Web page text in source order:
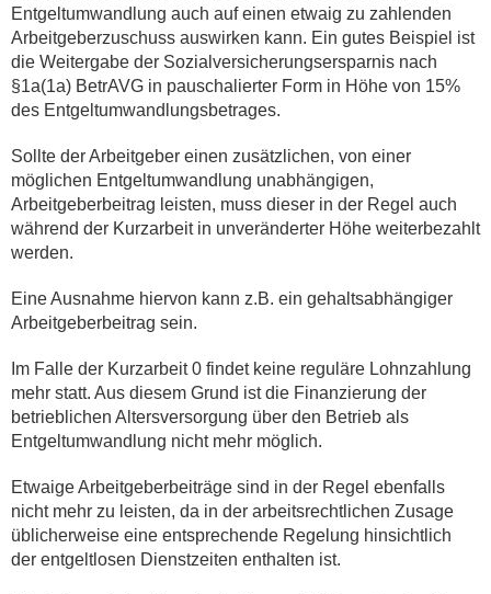
Entgeltumwandlung auch auf einen etwaig zu zahlenden
Arbeitgeberzuschuss auswirken kann. Ein gutes Beispiel ist
die Weitergabe der Sozialversicherungsersparnis nach
§1a(1a) BetrAVG in pauschalierter Form in Höhe von 15%
des Entgeltumwandlungsbetrages.
Sollte der Arbeitgeber einen zusätzlichen, von einer
möglichen Entgeltumwandlung unabhängigen,
Arbeitgeberbeitrag leisten, muss dieser in der Regel auch
während der Kurzarbeit in unveränderter Höhe weiterbezahlt
werden.
Eine Ausnahme hiervon kann z.B. ein gehaltsabhängiger
Arbeitgeberbeitrag sein.
Im Falle der Kurzarbeit 0 findet keine reguläre Lohnzahlung
mehr statt. Aus diesem Grund ist die Finanzierung der
betrieblichen Altersversorgung über den Betrieb als
Entgeltumwandlung nicht mehr möglich.
Etwaige Arbeitgeberbeiträge sind in der Regel ebenfalls
nicht mehr zu leisten, da in der arbeitsrechtlichen Zusage
üblicherweise eine entsprechende Regelung hinsichtlich
der entgeltlosen Dienstzeiten enthalten ist.